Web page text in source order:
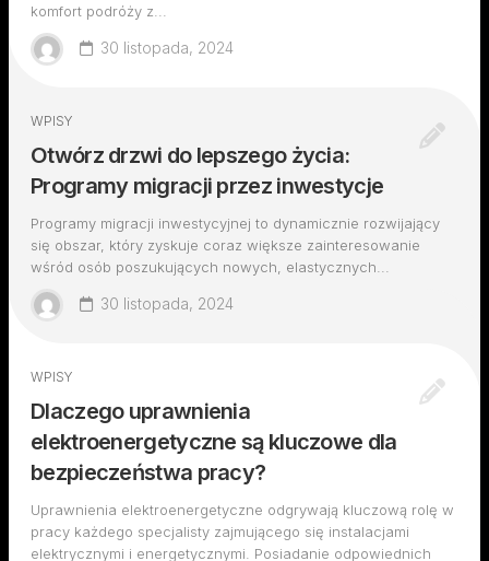
komfort podróży z...
30 listopada, 2024
WPISY
Otwórz drzwi do lepszego życia:
Programy migracji przez inwestycje
Programy migracji inwestycyjnej to dynamicznie rozwijający
się obszar, który zyskuje coraz większe zainteresowanie
wśród osób poszukujących nowych, elastycznych...
30 listopada, 2024
WPISY
Dlaczego uprawnienia
elektroenergetyczne są kluczowe dla
bezpieczeństwa pracy?
Uprawnienia elektroenergetyczne odgrywają kluczową rolę w
pracy każdego specjalisty zajmującego się instalacjami
elektrycznymi i energetycznymi. Posiadanie odpowiednich